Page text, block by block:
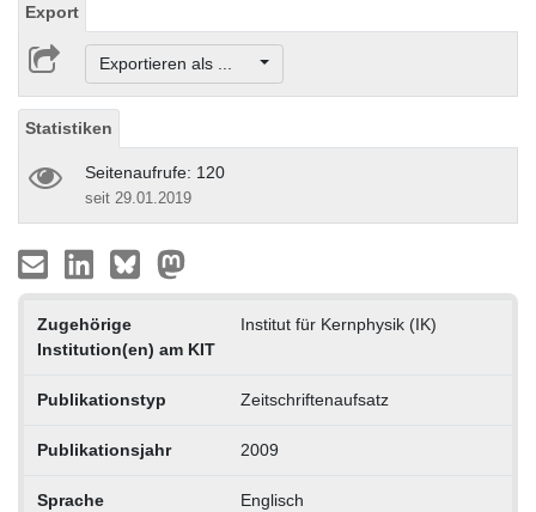
Export
Exportieren als ...
Statistiken
Seitenaufrufe: 120
seit 29.01.2019
Zugehörige
Institution(en) am KIT
Institut für Kernphysik (IK)
Publikationstyp Zeitschriftenaufsatz
Publikationsjahr 2009
Sprache Englisch